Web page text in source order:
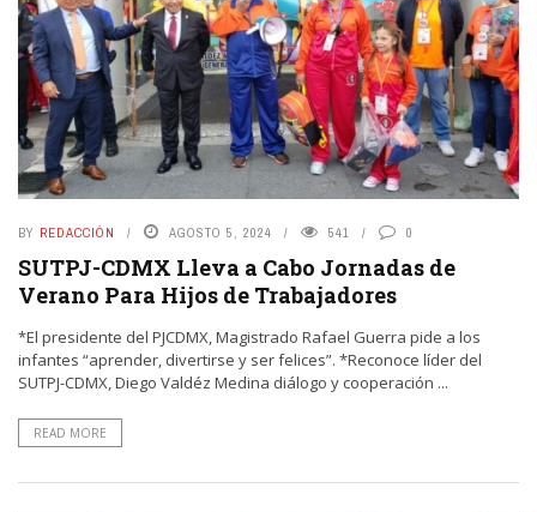
BY REDACCIÓN AGOSTO 5, 2024 541 0
SUTPJ-CDMX Lleva a Cabo Jornadas de
Verano Para Hijos de Trabajadores
*El presidente del PJCDMX, Magistrado Rafael Guerra pide a los
infantes “aprender, divertirse y ser felices”. *Reconoce líder del
SUTPJ-CDMX, Diego Valdéz Medina diálogo y cooperación ...
READ MORE